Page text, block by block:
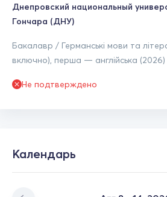
Днепровский национальный
Гончара (ДНУ)
Бакалавр / Германські мови та
включно), перша — англійська (2026)
Не подтверждено
Календарь